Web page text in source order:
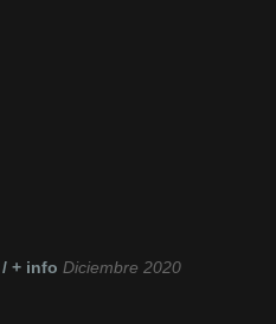
+ info Diciembre 2020